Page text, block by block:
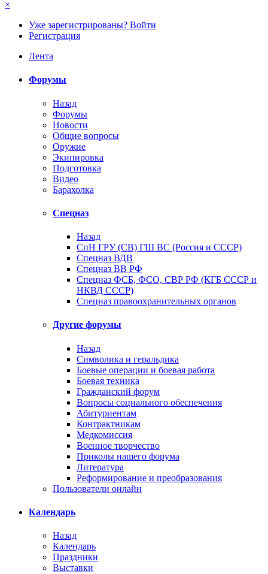
×
Уже зарегистрированы? Войти
Регистрация
Лента
Форумы
Назад
Форумы
Новости
Общие вопросы
Оружие
Экипировка
Подготовка
Видео
Барахолка
Спецназ
Назад
СпН ГРУ (СВ) ГШ ВС (Россия и СССР)
Спецназ ВДВ
Спецназ ВВ РФ
Спецназ ФСБ, ФСО, СВР РФ (КГБ СССР и
НКВД СССР)
Спецназ правоохранительных органов
Другие форумы
Назад
Символика и геральдика
Боевые операции и боевая работа
Боевая техника
Гражданский форум
Вопросы социального обеспечения
Абитуриентам
Контрактникам
Медкомиссия
Военное творчество
Приколы нашего форума
Литература
Реформирование и преобразования
Пользователи онлайн
Календарь
Назад
Календарь
Праздники
Выставки